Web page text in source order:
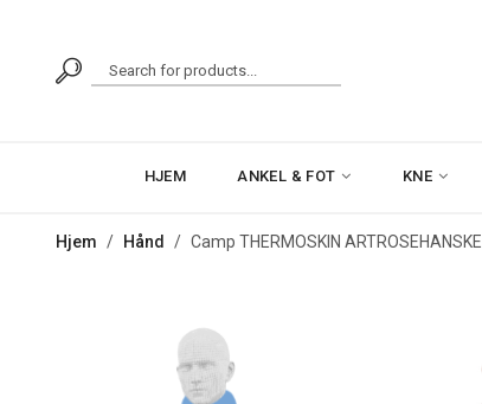
Products
search
HJEM ANKEL & FOT KNE
Hjem / Hånd / Camp THERMOSKIN ARTROSEHANSKE